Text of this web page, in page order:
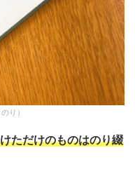
り）
ただけのものはのり綴